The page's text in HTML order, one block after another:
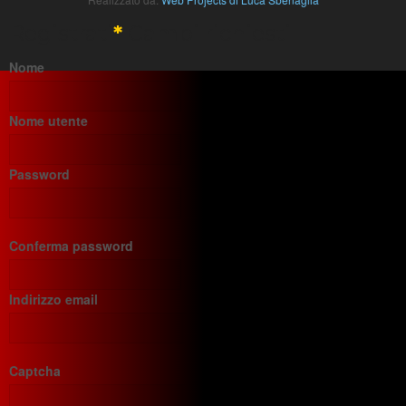
*
Nome
Nome utente
Password
Conferma password
Indirizzo email
Captcha